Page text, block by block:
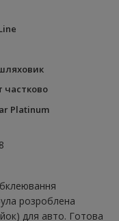
частково
Platinum
розроблена
для авто. Готова